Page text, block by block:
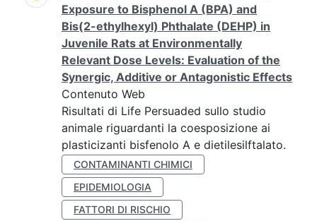
Exposure to Bisphenol A (BPA) and
Bis(2-ethylhexyl) Phthalate (DEHP) in
Juvenile Rats at Environmentally
Relevant Dose Levels: Evaluation of the
Synergic, Additive or Antagonistic Effects
Contenuto Web
Risultati di Life Persuaded sullo studio
animale riguardanti la coesposizione ai
plasticizanti bisfenolo A e dietilesilftalato.
CONTAMINANTI CHIMICI
EPIDEMIOLOGIA
FATTORI DI RISCHIO